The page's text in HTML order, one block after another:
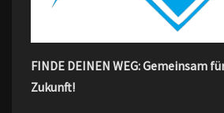
FINDE DEINEN WEG: Gemeinsam
Zukunft!